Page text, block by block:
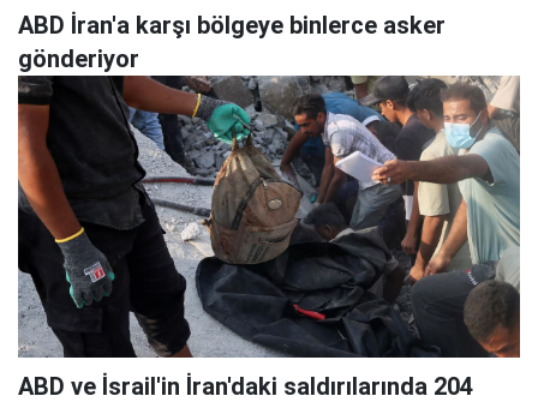
ABD İran'a karşı bölgeye binlerce asker
gönderiyor
ABD ve İsrail'in İran'daki saldırılarında 204